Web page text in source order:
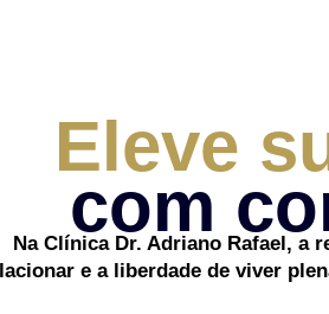
Eleve
com
Na Clínica Dr. Adriano Rafael, a
e a liberdade de viver